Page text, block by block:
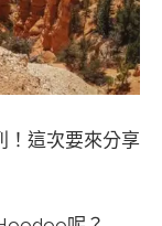
！這次要來分享